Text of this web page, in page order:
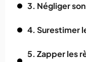
3. Négliger
4. Surestimer
5. Zapper les